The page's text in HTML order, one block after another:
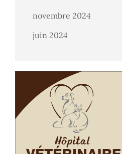
novembre 2024
juin 2024